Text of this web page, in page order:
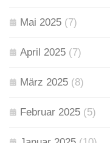
Mai 2025 (7)
April 2025 (7)
März 2025 (8)
Februar 2025 (5)